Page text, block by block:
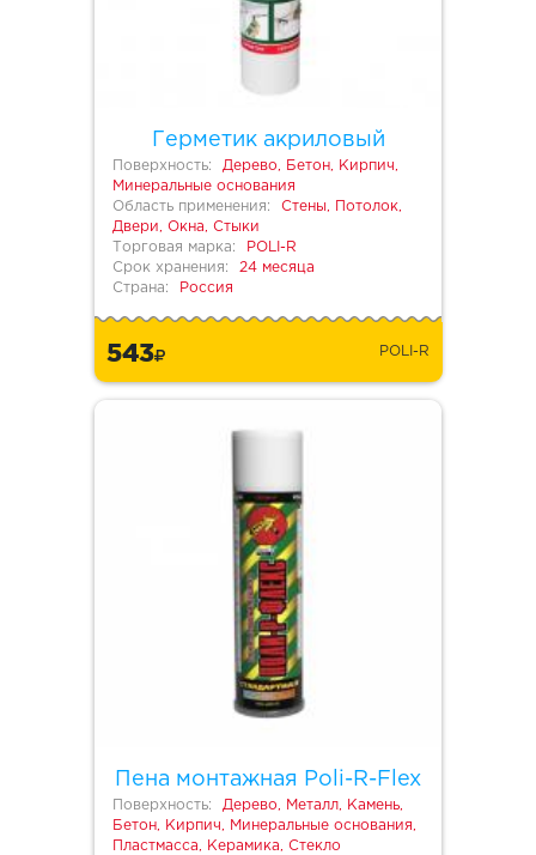
Герметик акриловый
Поверхность:
Дерево, Бетон, Кирпич,
Минеральные основания
Область применения:
Стены, Потолок,
Двери, Окна, Стыки
Торговая марка:
POLI-R
Срок хранения:
24 месяца
Страна:
Россия
543 POLI-R
Пена монтажная Poli-R-Flex
Поверхность:
Дерево, Металл, Камень,
Бетон, Кирпич, Минеральные основания,
Пластмасса, Керамика, Стекло